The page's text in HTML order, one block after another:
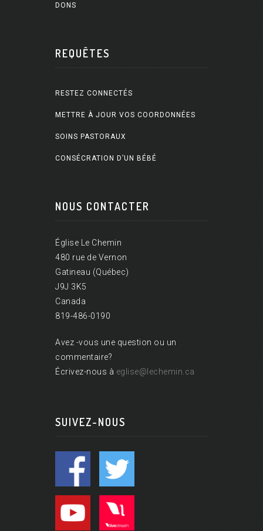
DONS
REQUÊTES
RESTEZ CONNECTÉS
METTRE À JOUR VOS COORDONNÉES
SOINS PASTORAUX
CONSÉCRATION D’UN BÉBÉ
NOUS CONTACTER
Église Le Chemin
480 rue de Vernon
Gatineau (Québec)
J9J 3K5
Canada
819-486-0190
Avez -vous une question ou un
commentaire?
Écrivez-nous à eglise@lechemin.ca
SUIVEZ-NOUS